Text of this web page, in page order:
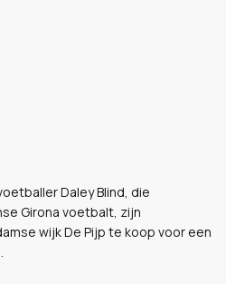
Daley Blind, die
Girona voetbalt, zijn
wijk De Pijp te koop voor een